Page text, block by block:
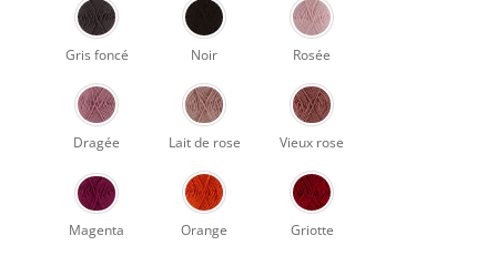
Gris foncé Noir Rosée
Dragée Lait de rose Vieux rose
Magenta Orange Griotte